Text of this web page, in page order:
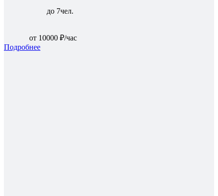
до 7чел.
от 10000 ₽/час
Подробнее